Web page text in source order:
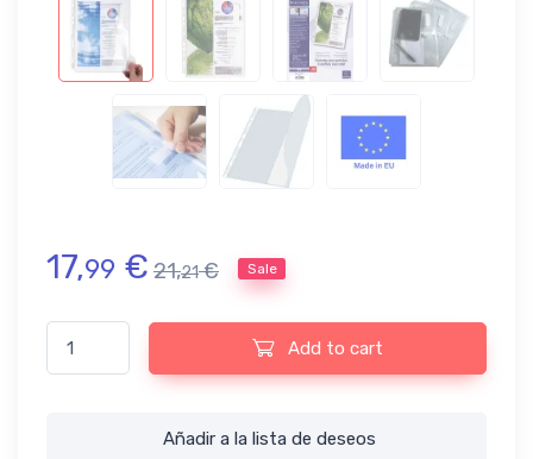
17,99 € 21,21 € Sale
Bolsa de 10 fundas A4 con cierre velcro Exacompta quantity
Add to cart
Añadir a la lista de deseos